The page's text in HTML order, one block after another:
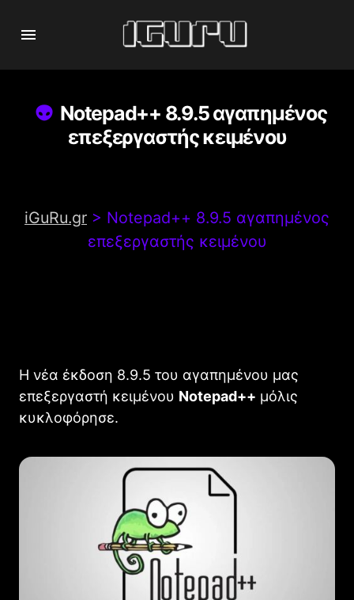
Notepad++ 8.9.5 αγαπημένος
επεξεργαστής κειμένου
iGuRu.gr > Notepad++ 8.9.5 αγαπημένος
επεξεργαστής κειμένου
Η νέα έκδοση 8.9.5 του αγαπημένου μας
επεξεργαστή κειμένου Notepad++ μόλις
κυκλοφόρησε.